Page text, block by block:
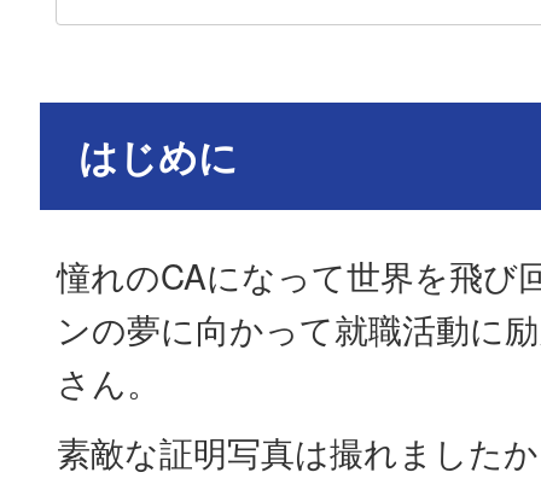
はじめに
憧れのCAになって世界を飛び
ンの夢に向かって就職活動に
さん。
素敵な証明写真は撮れました